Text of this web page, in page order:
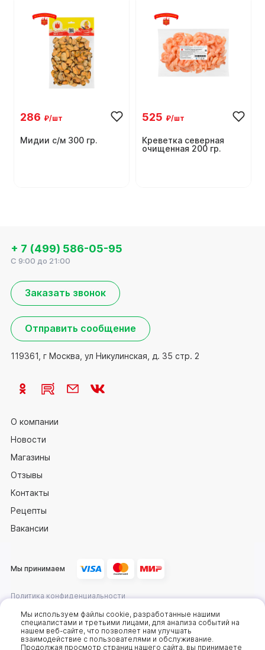
Мы используем файлы cookie, разработанные нашими
специалистами и третьими лицами, для анализа событий на
нашем веб-сайте, что позволяет нам улучшать
взаимодействие с пользователями и обслуживание.
Продолжая просмотр страниц нашего сайта, вы принимаете
286 ₽/шт
Мидии с/м 300 гр.
525 ₽/шт
Креветка северная
очищенная 200 гр.
О компании
Новости
Магазины
Отзывы
Контакты
Рецепты
Вакансии
+ 7 (499) 586-05-95
C 9:00 до 21:00
Заказать звонок
Отправить сообщение
119361, г Москва, ул Никулинская, д. 35 стр. 2
2025 © Компания «Сахалин рыба»
Политика конфиденциальности
Оферта
Мы принимаем